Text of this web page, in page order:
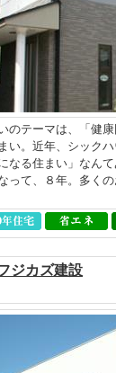
のテーマは、「健
い。近年、シック
なる住まい」なん
って、８年。多く
ジカズ建設